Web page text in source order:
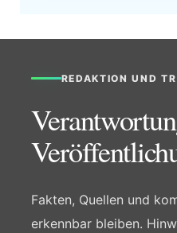
REDAKTION UND
Fakten, Quellen und
erkennbar bleiben.